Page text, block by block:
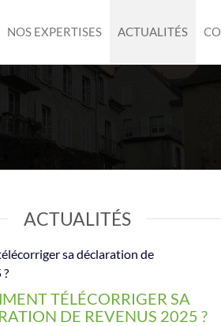
NOS EXPERTISES ACTUALITÉS
ACTUALITÉS
TÉLÉCORRIGER SA
DE REVENUS 2025 ?